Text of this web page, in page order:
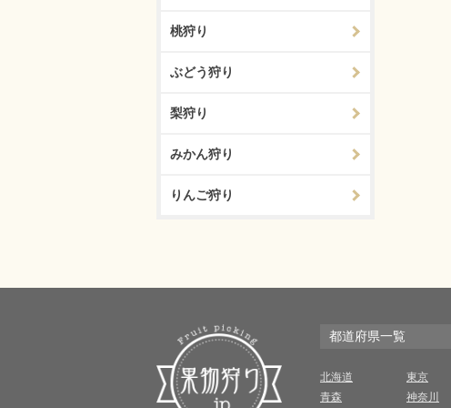
桃狩り
ぶどう狩り
梨狩り
みかん狩り
りんご狩り
都道府県一覧
北海道
青森
東京
神奈川